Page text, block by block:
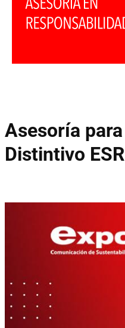
Asesoría para
Distintivo ESR